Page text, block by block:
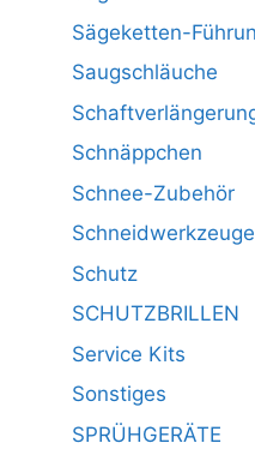
Sägeketten-
Saugschläuche
Schnäppchen
Schnee-Zubehör
Schneidwerkzeuge
Schutz
SCHUTZBRILLEN
Service Kits
Sonstiges
SPRÜHGERÄTE